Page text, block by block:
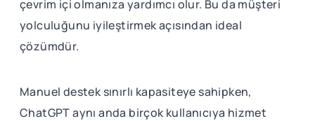
çevrim içi olmanıza yardımcı olur. Bu da müşteri
yolculuğunu iyileştirmek açısından ideal
çözümdür.
Manuel destek sınırlı kapasiteye sahipken,
ChatGPT aynı anda birçok kullanıcıya hizmet